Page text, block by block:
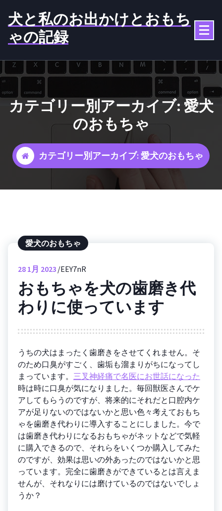
ス
キ
ッ
犬と私のお出かけとおもち
ゃの記録
カテゴリー別アーカイブ: 愛犬
のおもちゃ
カテゴリー別アーカイブ: 愛犬のおもちゃ
愛犬のおもちゃ
28 1月 2023 EEY7nR
おもちゃを犬の歯磨き代
わりに使っています
うちの犬はまったく歯磨きをさせてくれません。そ
のため口臭がすごく、歯垢も溜まりがちになってし
まっています。 三叉神経痛で名医にお世話になった
時は時に口臭が気になりました。毎回獣医さんでケ
アしてもらうのですが、将来的にそれだと口腔内ケ
アが足りないのではないかと思い色々考えておもち
ゃを歯磨き代わりに導入することにしました。今で
は歯磨き代わりになるおもちゃがネットなどで気軽
に購入できるので、それらをいくつか購入してみた
のですが、効果は思いの外あったのではないかと思
っています。完全に歯磨きができているとは言えま
せんが、それなりには磨けているのではないでしょ
うか？